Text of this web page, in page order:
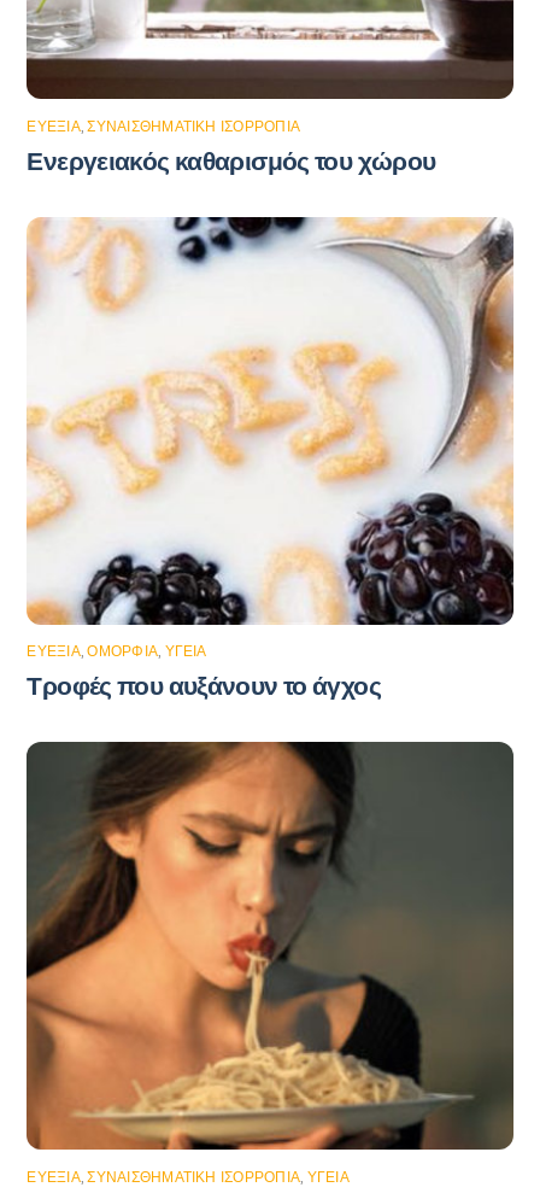
ΕΥΕΞΊΑ,ΣΥΝΑΙΣΘΗΜΑΤΙΚΉ ΙΣΟΡΡΟΠΊΑ
Ενεργειακός καθαρισμός του χώρου
ΕΥΕΞΊΑ,ΟΜΟΡΦΙΆ, ΥΓΕΊΑ
Τροφές που αυξάνουν το άγχος
ΕΥΕΞΊΑ,ΣΥΝΑΙΣΘΗΜΑΤΙΚΉ ΙΣΟΡΡΟΠΊΑ ΥΓΕΊΑ